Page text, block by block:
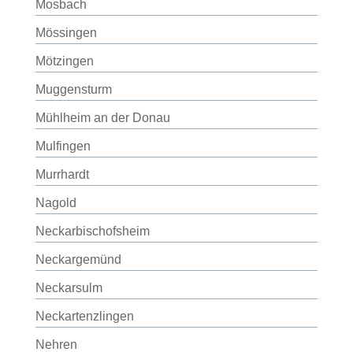
Mosbach
Mössingen
Mötzingen
Muggensturm
Mühlheim an der Donau
Mulfingen
Murrhardt
Nagold
Neckarbischofsheim
Neckargemünd
Neckarsulm
Neckartenzlingen
Nehren